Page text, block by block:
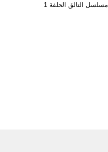
مسلسل التالق الحلقة 1